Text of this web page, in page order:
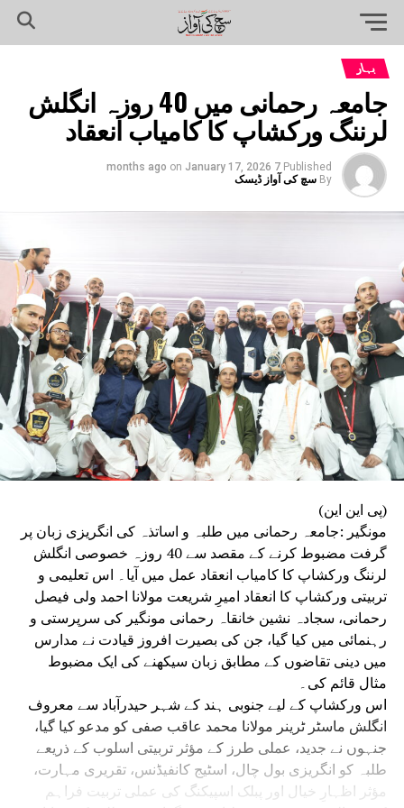
بہار
جامعہ رحمانی میں 40 روزہ انگلش
لرننگ ورکشاپ کا کامیاب انعقاد
Published
7 months ago
on January 17, 2026
By سچ کی آواز ڈیسک
(پی این این)
مونگیر :جامعہ رحمانی میں طلبہ و اساتذہ کی انگریزی زبان پر
گرفت مضبوط کرنے کے مقصد سے 40 روزہ خصوصی انگلش
لرننگ ورکشاپ کا کامیاب انعقاد عمل میں آیا۔ اس تعلیمی و
تربیتی ورکشاپ کا انعقاد امیرِ شریعت مولانا احمد ولی فیصل
رحمانی، سجادہ نشین خانقاہ رحمانی مونگیر کی سرپرستی و
رہنمائی میں کیا گیا، جن کی بصیرت افروز قیادت نے مدارس
میں دینی تقاضوں کے مطابق زبان سیکھنے کی ایک مضبوط
مثال قائم کی۔
اس ورکشاپ کے لیے جنوبی ہند کے شہر حیدرآباد سے معروف
انگلش ماسٹر ٹرینر مولانا محمد عاقب صفی کو مدعو کیا گیا،
جنہوں نے جدید، عملی طرز کے مؤثر تربیتی اسلوب کے ذریعے
طلبہ کو انگریزی بول چال، اسٹیج کانفیڈنس، تقریری مہارت،
مؤثر اظہارِ خیال اور پبلک اسپیکنگ کی عملی تربیت فراہم